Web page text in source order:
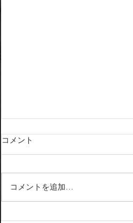
夏休みのお知らせ
【夏休みのお知らせ】 いつも
ます！ ■ STRAW HAIR 8/17(月)〜
8/20(木) ■ BARBER siano
コメント
コメントを追加…